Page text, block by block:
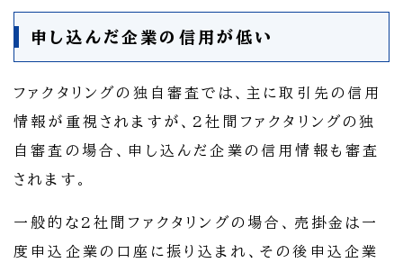
申し込んだ企業の信用が低い
ファクタリングの独自審査では、主に取引先の信用
情報が重視されますが、2社間ファクタリングの独
自審査の場合、申し込んだ企業の信用情報も審査
されます。
一般的な2社間ファクタリングの場合、売掛金は一
度申込企業の口座に振り込まれ、その後申込企業